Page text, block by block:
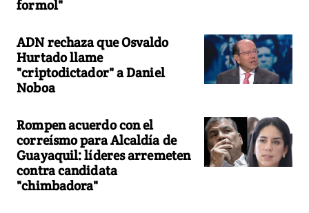
formol"
ADN rechaza que Osvaldo
Hurtado llame
"criptodictador" a Daniel
Noboa
Rompen acuerdo con el
correísmo para Alcaldía de
Guayaquil: líderes arremeten
contra candidata
"chimbadora"